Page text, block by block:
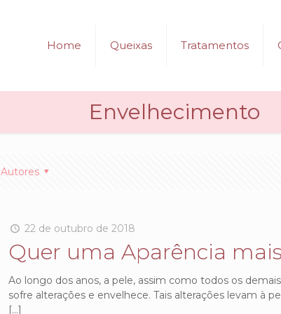
Home Queixas Tratamentos
Envelhecimento
Autores
22 de outubro de 2018
Quer uma Aparência
Ao longo dos anos, a pele, assim como todos os
sofre alterações e envelhece. Tais alterações levam à
[…]